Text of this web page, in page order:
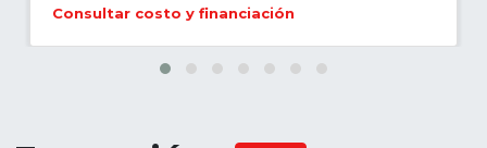
Consultar costo y financiación